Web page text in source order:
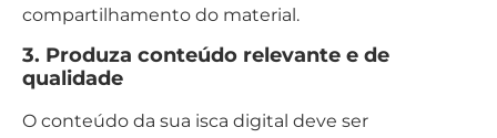
compartilhamento do material.
3. Produza conteúdo relevante e de
qualidade
O conteúdo da sua isca digital deve ser